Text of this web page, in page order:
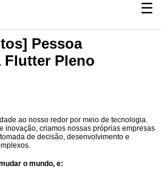
☰
Pessoa
Flutter Pleno
ao nosso redor por meio de tecnologia.
inovação, criamos nossas próprias empresas
de decisão, desenvolvimento e
o mundo, e: